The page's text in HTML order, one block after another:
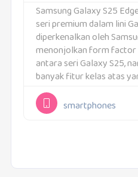
Samsung Galaxy S25
seri premium dalam lini
diperkenalkan oleh
menonjolkan form factor
antara seri Galaxy S25,
banyak fitur kelas atas
flagship modern.
dirancang untuk pengguna
smartphones